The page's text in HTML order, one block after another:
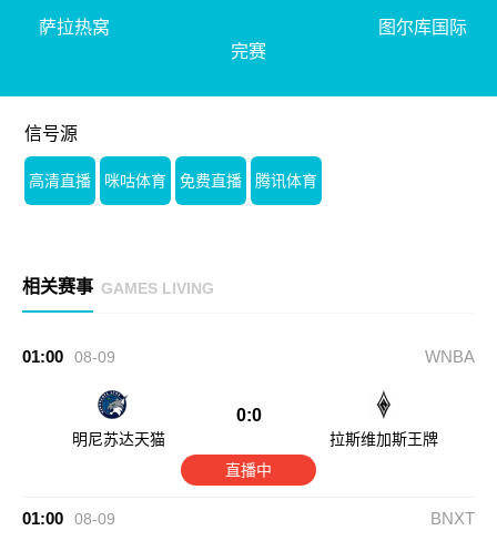
萨拉热窝
完赛
图尔库国际
信号源
高清直播 咪咕体育 免费直播 腾讯体育
相关赛事 GAMES LIVING
01:00 08-09 WNBA
明尼苏达天猫
0:0
拉斯维加斯王牌
直播中
01:00 08-09 BNXT